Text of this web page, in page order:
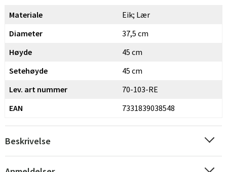
Materiale
Eik; Lær
Diameter
37,5 cm
Høyde
45 cm
Setehøyde
45 cm
Lev. art nummer
70-103-RE
EAN
7331839038548
Beskrivelse